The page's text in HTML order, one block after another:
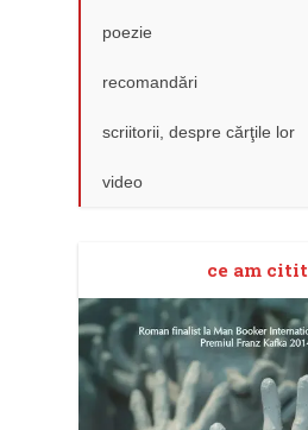
poezie
recomandări
scriitorii, despre cărţile lor
video
ce am citit